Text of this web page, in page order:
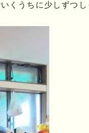
くうちに少しずつ